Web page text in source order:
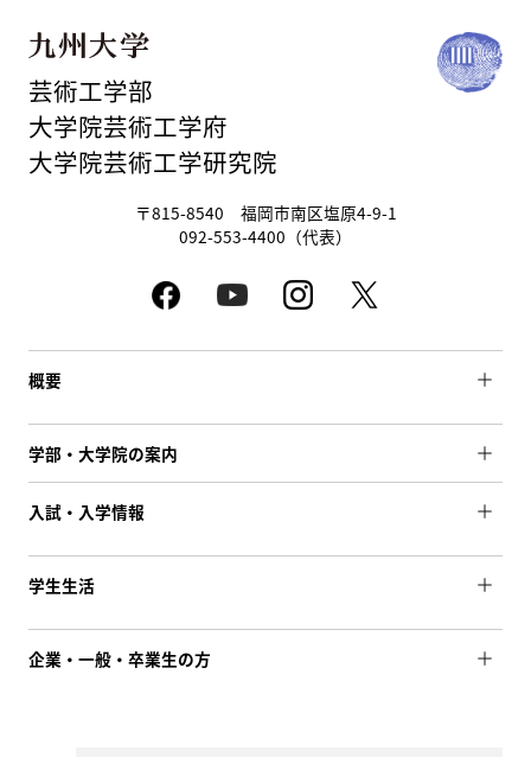
芸術工学部
大学院芸術工学府
大学院芸術工学研究院
〒815-8540 福岡市南区塩原4-9-1
092-553-4400（代表）
概要
学部・大学院の案内
入試・入学情報
学生生活
企業・一般・卒業生の方